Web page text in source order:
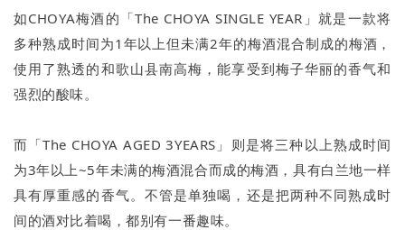
如CHOYA梅酒的「The CHOYA SINGLE YEAR」就是一款将
多种熟成时间为1年以上但未满2年的梅酒混合制成的梅酒，
使用了熟透的和歌山县南高梅，能享受到梅子华丽的香气和
强烈的酸味。
而「The CHOYA AGED 3YEARS」则是将三种以上熟成时间
为3年以上~5年未满的梅酒混合而成的梅酒，具有白兰地一样
具有厚重感的香气。不管是单独喝，还是把两种不同熟成时
间的酒对比着喝，都别有一番趣味。